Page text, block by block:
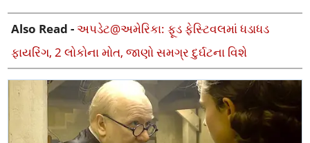
Also Read -અપડેટ@અમેરિકા: ફૂડ ફેસ્ટિવલમાં ધડાધડ
ફાયરિંગ, 2 લોકોના મોત, જાણો સમગ્ર દુર્ઘટના વિશે